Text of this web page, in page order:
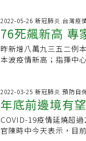
的360天縮短至180天
（CDE）共同設有新藥
行討論，並且保有彈性
據產出真實世界證據」
無虞都可作為藥物許可
新藥中，僅占3.2%；在
臨床醫師左翻右找，也
成無藥可醫的絕症。衛
理行動策略計畫」中引
（FDA）1998年至
是要提前準備，經過討
前已到貨猴痘口服抗病
合約仍在簽訂中，實際
要低於千例，時間上仍
午接受廣播節目「新聞
息，但中間仍有變數，
慢，至今6月了數字雖往
並不是每天不公布確診
國外案例來看，也有疫
能的。
2022-05-26 新冠肺炎.台灣疫
76死飆新高 專
昨新增八萬九三五二例
本波疫情新高；指揮中
哲昨天表示，北市疫情
外經驗，高原期會維持
估計兩個月就可解封。
罩去派對，結果下周疫
表示，在全民自律及有
2022-03-25 新冠肺炎.預防自
年底前邊境有
COVID-19疫情延燒超
官陳時中今天表示，目